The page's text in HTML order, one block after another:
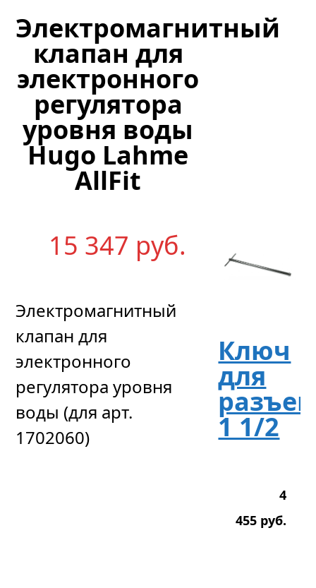
Электромагнитный
клапан для
электронного
регулятора
уровня воды
Hugo Lahme
AllFit
15 347 руб.
Электромагнитный
клапан для
электронного
регулятора уровня
воды (для арт.
1702060)
AllFit,
Ключ
для
1 1/2
4
455 руб.